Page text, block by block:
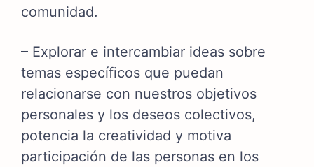
comunidad.
– Explorar e intercambiar ideas sobre
temas específicos que puedan
relacionarse con nuestros objetivos
personales y los deseos colectivos,
potencia la creatividad y motiva
participación de las personas en los